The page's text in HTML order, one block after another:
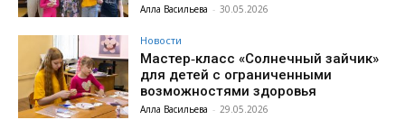
Алла Васильева - 30.05.2026
Новости
Мастер‑класс «Солнечный зайчик»
для детей с ограниченными
возможностями здоровья
Алла Васильева - 29.05.2026